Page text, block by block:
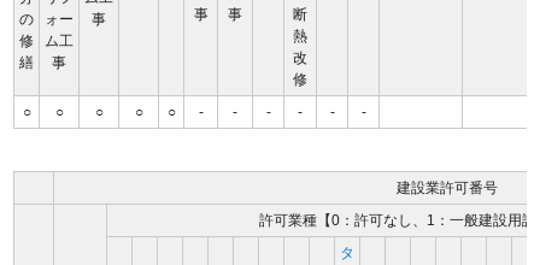
の
修
繕
ォー
ム工
事
事
事
事
断
熱
改
修
○ ○ ○ ○ ○ - - - - - -
建設業許可番号
許可業種【0：許可なし、1：一般建設用
タ